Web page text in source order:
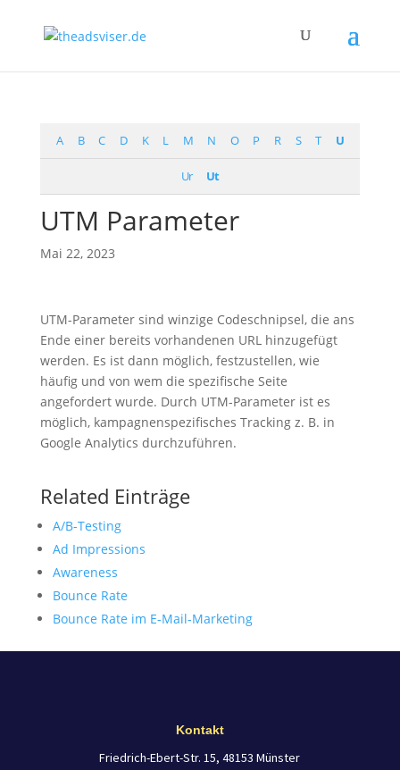
A B C D K L M N O P R S T U
Ur Ut
UTM Parameter
Mai 22, 2023
UTM-Parameter sind winzige Codeschnipsel, die ans
Ende einer bereits vorhandenen URL hinzugefügt
werden. Es ist dann möglich, festzustellen, wie
häufig und von wem die spezifische Seite
angefordert wurde. Durch UTM-Parameter ist es
möglich, kampagnenspezifisches Tracking z. B. in
Google Analytics durchzuführen.
Related Einträge
A/B-Testing
Ad Impressions
Awareness
Bounce Rate
Bounce Rate im E-Mail-Marketing
Kontakt
Friedrich-Ebert-Str. 15, 48153 Münster